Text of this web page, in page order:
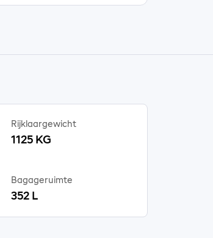
Rijklaargewicht
1125 KG
Bagageruimte
352 L